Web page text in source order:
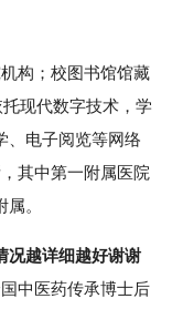
构；校图书馆馆藏
现代数字技术，学
、电子阅览等网络
其中第一附属医院
。
况越详细越好谢谢
中医药传承博士后